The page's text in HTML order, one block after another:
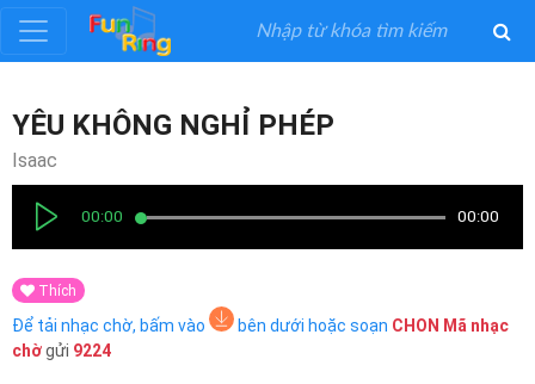
Đăng
ký
nhập
Thể
Loại
YÊU KHÔNG NGHỈ PHÉP
Isaac
00:00 00:00
Thích
Để tải nhạc chờ, bấm vào bên dưới hoặc soạn CHON Mã nhạc
chờgửi 9224